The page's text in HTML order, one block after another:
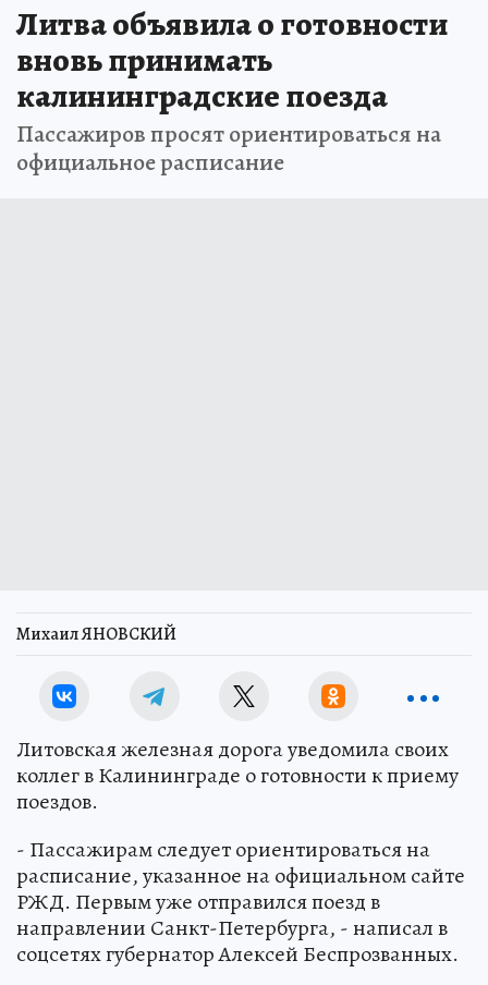
Литва объявила о готовности
вновь принимать
калининградские поезда
Пассажиров просят ориентироваться на
официальное расписание
Михаил ЯНОВСКИЙ
Литовская железная дорога уведомила своих
коллег в Калининграде о готовности к приему
поездов.
- Пассажирам следует ориентироваться на
расписание, указанное на официальном сайте
РЖД. Первым уже отправился поезд в
направлении Санкт-Петербурга, - написал в
соцсетях губернатор Алексей Беспрозванных.